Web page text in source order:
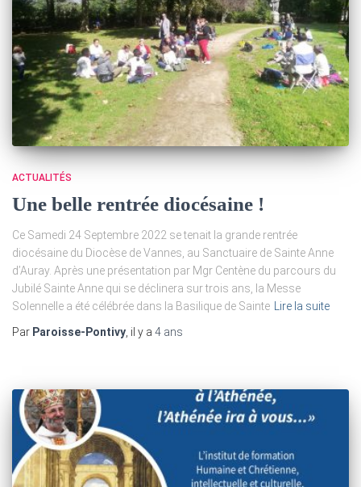
ACTUALITÉS
Une belle rentrée diocésaine !
Ce Samedi 24 Septembre 2022 se tenait la grande rentrée
diocésaine du Diocèse de Vannes, au Sanctuaire de Sainte Anne
d’Auray. Après une présentation par Mgr Centène du parcours du
Jubilé Sainte Anne qui se déclinera sur trois ans, la Messe
Solennelle a été célébrée dans la Basilique de Sainte Lire la suite
Par Paroisse-Pontivy, il y a 4 ans